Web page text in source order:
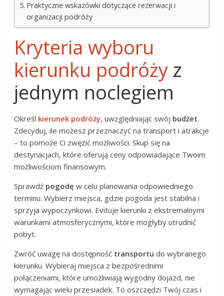
Praktyczne wskazówki dotyczące rezerwacji i
organizacji podróży
Kryteria wyboru
kierunku podróży z
jednym noclegiem
Określ kierunek podróży, uwzględniając swój budżet.
Zdecyduj, ile możesz przeznaczyć na transport i atrakcje
– to pomoże Ci zwęzić możliwości. Skup się na
destynacjach, które oferują ceny odpowiadające Twoim
możliwościom finansowym.
Sprawdź pogodę w celu planowania odpowiedniego
terminu. Wybierz miejsca, gdzie pogoda jest stabilna i
sprzyja wypoczynkowi. Evituje kierunki z ekstremalnymi
warunkami atmosferycznymi, które mogłyby utrudnić
pobyt.
Zwróć uwagę na dostępność transportu do wybranego
kierunku. Wybieraj miejsca z bezpośrednimi
połączeniami, które umożliwiają wygodny dojazd, nie
wymagając wielu przesiadek. To oszczędzi Twój czas i